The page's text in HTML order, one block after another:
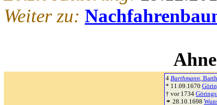
Weiter zu:
4 Barthmann,
* 11.09.1670
† vor 1734
⚭ 28.10.1698